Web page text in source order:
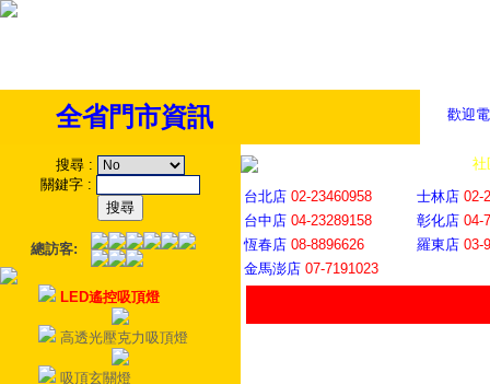
歡迎
全省門市資訊
搜尋 :
關鍵字 :
總訪客:
LED遙控吸頂燈
高透光壓克力吸頂燈
吸頂玄關燈
社
台北店 02-23460958 士林店 02-
台中店 04-23289158 彰化店 04-
恆春店 08-8896626 羅東店 03-
金馬澎店 07-7191023